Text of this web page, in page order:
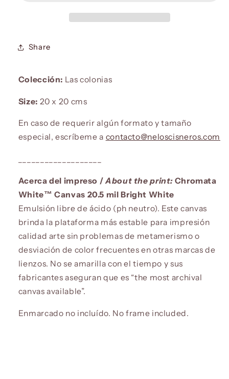
Share
Colección: Las colonias
Size: 20 x 20 cms
En caso de requerir algún formato y tamaño
especial, escríbeme a contacto@neloscisneros.com
Acerca del impreso / About the print: Chromata
White™ Canvas 20.5 mil Bright White
Emulsión libre de ácido (ph neutro). Este canvas
brinda la plataforma más estable para impresión
calidad arte sin problemas de metamerismo o
desviación de color frecuentes en otras marcas de
lienzos. No se amarilla con el tiempo y sus
fabricantes aseguran que es “the most archival
canvas available”.
Enmarcado no incluído. No frame included.